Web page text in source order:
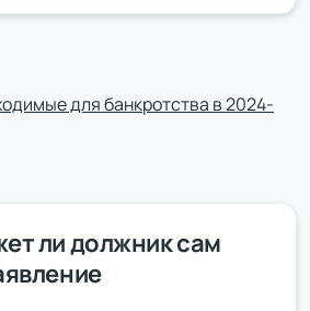
для банкротства в 2024-
ли должник сам